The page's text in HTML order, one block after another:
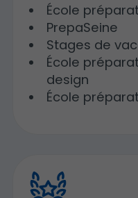
École
PrepaSeine
Stages de
École
design
École